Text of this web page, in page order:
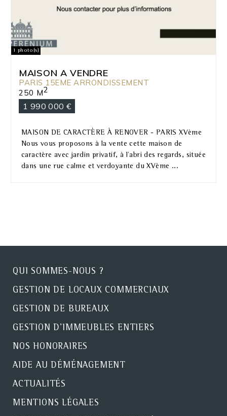
1 photo(s)
MAISON A VENDRE
PARIS 15EME ARRONDISSEMENT
250 M2
1 990 000 €
MAISON DE CARACTÈRE À RENOVER - PARIS XVème
Nous vous proposons à la vente cette maison de
caractère avec jardin privatif, à l'abri des regards, située
dans une rue calme et verdoyante du XVème ...
QUI SOMMES-NOUS ?
GESTION DE LOCAUX COMMERCIAUX
GESTION DE BUREAUX
GESTION D'IMMEUBLES ENTIERS
NOS HONORAIRES
AIDE AU DÉMÉNAGEMENT
ACTUALITÉS
MENTIONS LÉGALES